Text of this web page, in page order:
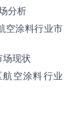
分析
空涂料‌‌‌行业市
现状
空涂料‌‌‌行业